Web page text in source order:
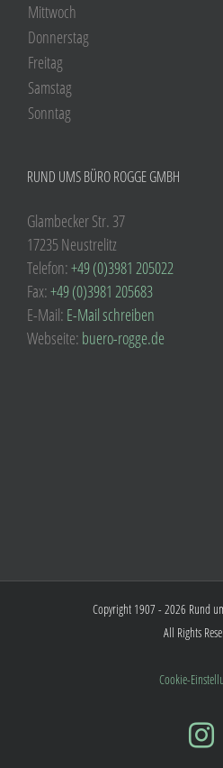
Mittwoch
Donnerstag
Freitag
Samstag
Sonntag
RUND UMS BÜRO ROGGE GMBH
Glambecker Str. 37
17235 Neustrelitz
Telefon:+49 (0)3981 205022
Fax:+49 (0)3981 205683
E-Mail: E-Mail schreiben
Webseite: buero-rogge.de
Copyright 1907 - 2026 Rund
All Rights
Cookie-